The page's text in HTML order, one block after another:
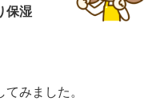
保湿
みました。